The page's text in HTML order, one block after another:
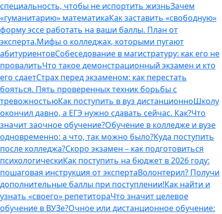
специальность, чтобы не испортить жизньЗачем
«гуманитарию» математикаКак заставить «свободную»
форму эссе работать на ваши баллы. План от
эксперта.Мифы о колледжах, которыми пугают
абитуриентовСобеседование в магистратуру: как его не
провалитьЧто такое демонстрационный экзамен и кто
его сдаетСтрах перед экзаменом: как перестать
бояться. Пять проверенных техник борьбы с
тревожностьюКак поступить в вуз дистанционноШколу
окончил давно, а ЕГЭ нужно сдавать сейчас. Как?Что
значит заочное обучение?Обучение в колледже и вузе
одновременно: а что, так можно было?Куда поступить
после колледжа?Скоро экзамен – как подготовиться
психологическиКак поступить на бюджет в 2026 году:
пошаговая инструкция от экспертаВолонтерил? Получи
дополнительные баллы при поступлении!Как найти и
узнать «своего» репетитораЧто значит целевое
обучение в ВУЗе?Очное или дистанционное обучение: